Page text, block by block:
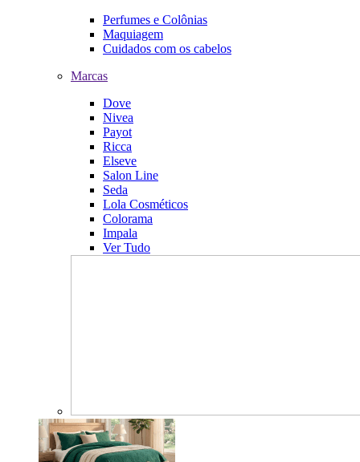
Perfumes e Colônias
Maquiagem
Cuidados com os cabelos
Marcas
Dove
Nivea
Payot
Ricca
Elseve
Salon Line
Seda
Lola Cosméticos
Colorama
Impala
Ver Tudo